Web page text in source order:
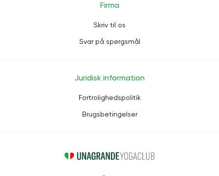
Firma
Skriv til os
Svar på spørgsmål
Juridisk information
Fortrolighedspolitik
Brugsbetingelser